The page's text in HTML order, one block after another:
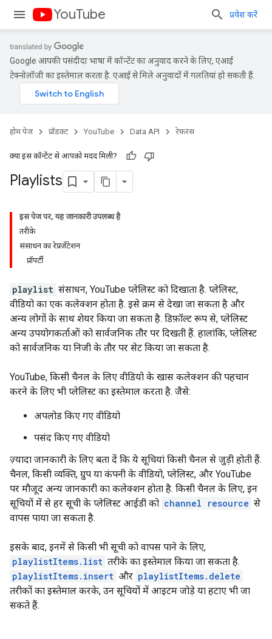
YouTube प्रवेश करें
Google आपकी पसंदीदा भाषा में कॉन्टेंट का अनुवाद करने के लिए, एआई
टेक्नोलॉजी का इस्तेमाल करता है. एआई से मिले अनुवादों में गलतियां हो सकती हैं.
होम पेज प्रॉडक्ट YouTube Data API रेफ़रंस
क्या इस कॉन्टेंट से आपको मदद मिली?
Playlists
इस पेज पर, यह जानकारी उपलब्ध है
तरीके
संसाधन का रेप्रज़ेंटेशन
प्रॉपर्टी
playlist संसाधन, YouTube प्लेलिस्ट को दिखाता है. प्लेलिस्ट,
वीडियो का एक कलेक्शन होता है. इसे क्रम से देखा जा सकता है और
अन्य लोगों के साथ शेयर किया जा सकता है. डिफ़ॉल्ट रूप से, प्लेलिस्ट
अन्य उपयोगकर्ताओं को सार्वजनिक तौर पर दिखती हैं. हालांकि, प्लेलिस्ट
को सार्वजनिक या निजी के तौर पर सेट किया जा सकता है.
YouTube, किसी चैनल के लिए वीडियो के खास कलेक्शन की पहचान
करने के लिए भी प्लेलिस्ट का इस्तेमाल करता है. जैसे:
अपलोड किए गए वीडियो
पसंद किए गए वीडियो
ज़्यादा जानकारी के लिए बता दें कि ये सूचियां किसी चैनल से जुड़ी होती हैं.
चैनल, किसी व्यक्ति, ग्रुप या कंपनी के वीडियो, प्लेलिस्ट, और YouTube
पर मौजूद अन्य जानकारी का कलेक्शन होता है. किसी चैनल के लिए, इन
सूचियों में से हर सूची के प्लेलिस्ट आईडी को channel resource से
वापस पाया जा सकता है.
इसके बाद, इनमें से किसी भी सूची को वापस पाने के लिए,
playlistItems.list तरीके का इस्तेमाल किया जा सकता है.
playlistItems.insert और playlistItems.delete
तरीकों का इस्तेमाल करके, उन सूचियों में आइटम जोड़े या हटाए भी जा
सकते हैं.